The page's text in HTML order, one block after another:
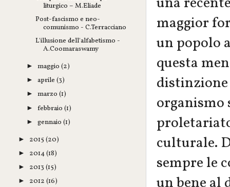
maggior
un popolo
questa
organismo
culturale.
sempre le
liturgico – M.Eliade
Post-fascismo e neo-
comunismo - C.Terracciano
L'illusione dell'alfabetismo -
A.Coomaraswamy
►maggio(2)
►aprile(3)
►marzo(1)
►febbraio(1)
►gennaio(1)
► 2015 (20)
► 2014(18)
► 2013 (15)
► 2012 (16)